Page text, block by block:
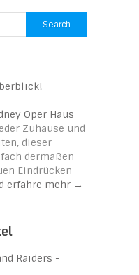
Zuhause und
dieser
dermaßen
Eindrücken
erfahre mehr →